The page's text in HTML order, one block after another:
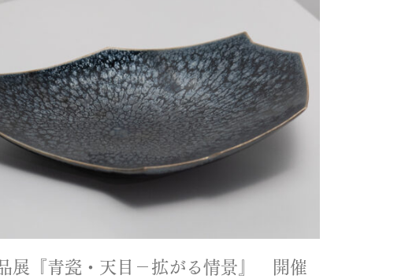
展『青瓷・天目－拡がる情景』 開催